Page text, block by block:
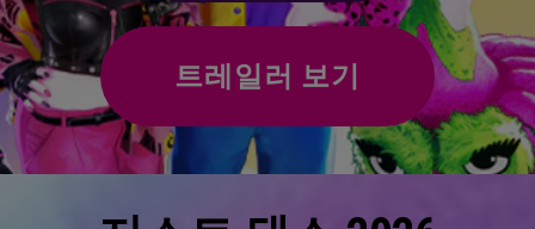
트레일러 보기